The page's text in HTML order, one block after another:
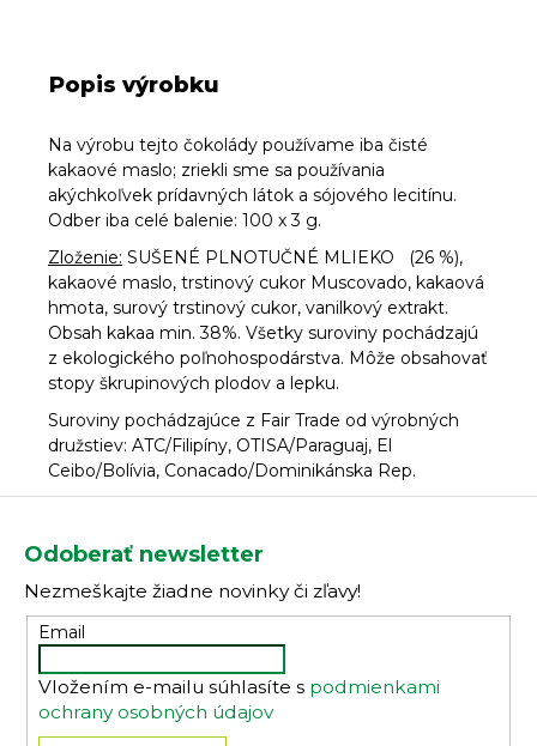
Popis výrobku
Na výrobu tejto čokolády používame iba čisté
kakaové maslo; zriekli sme sa používania
akýchkoľvek prídavných látok a sójového lecitínu.
Odber iba celé balenie: 100 x 3 g.
Zloženie: SUŠENÉ PLNOTUČNÉ MLIEKO
(26 %),
kakaové maslo, trstinový cukor Muscovado, kakaová
hmota, surový trstinový cukor, vanilkový extrakt.
Obsah kakaa min. 38%. Všetky suroviny pochádzajú
z ekologického poľnohospodárstva. Môže obsahovať
stopy škrupinových plodov a lepku.
Suroviny pochádzajúce z Fair Trade od výrobných
družstiev: ATC/Filipíny, OTISA/Paraguaj, El
Ceibo/Bolívia, Conacado/Dominikánska Rep.
Odoberať newsletter
Nezmeškajte žiadne novinky či zľavy!
Email
Vložením e-mailu súhlasíte s podmienkami
ochrany osobných údajov